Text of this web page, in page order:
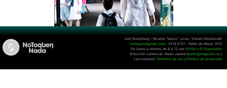
Por los chiquitos que no vienen
Joel Rosenberg / Ricardo “Sueco” Leiva / Darwin Desbocatti
notoquen@gmail.com - 2418 0151 - Pablo de María 1015
De lunes a viernes, de 8 a 12, porDelSol y El Espectador
Dirección comercial: Karen Jawetz (karen@magnolio.uy )
Lea nuestros Términos de uso y Política de privacidad